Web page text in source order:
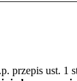
przepis ust. 1